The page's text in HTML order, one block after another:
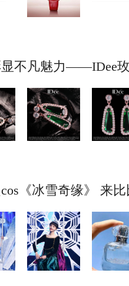
不凡魅力——IDee
《冰雪奇缘》 来